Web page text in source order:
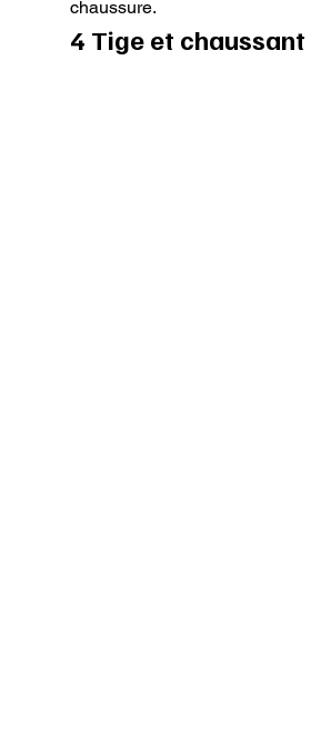
chaussure.
4 Tige et chaussant